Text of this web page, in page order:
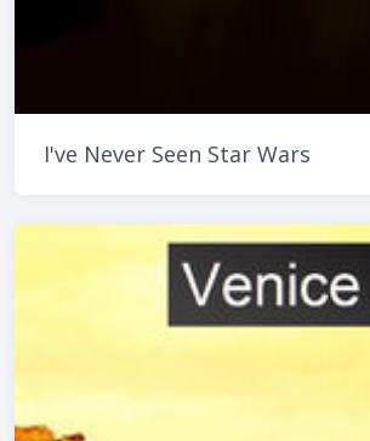
I've Never Seen Star Wars